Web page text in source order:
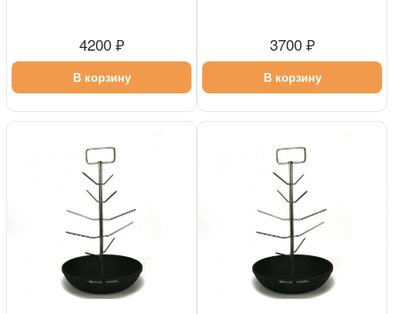
4200 ₽
В корзину
3700 ₽
В корзину